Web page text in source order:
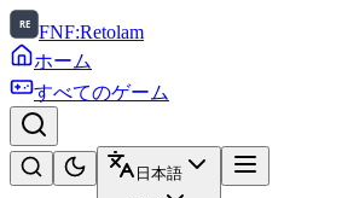
FNF:Retolam
ホーム
すべてのゲーム
日本語